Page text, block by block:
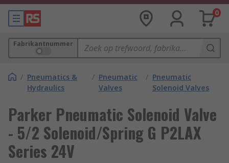
0
Fabrikantnummer
/ Pneumatics &
Hydraulics
/ Pneumatic
Valves
/ Pneumatic
Solenoid Valves
Parker Pneumatic Solenoid Valve
- 5/2 Solenoid/Spring G P2LAX
Series 24V